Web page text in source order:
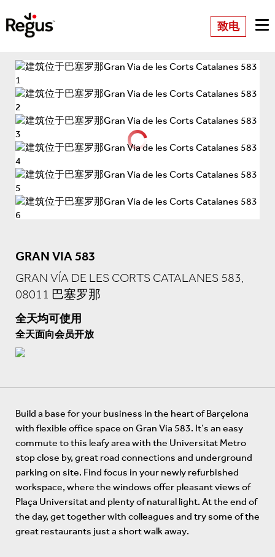
致电
GRAN VIA 583
GRAN VÍA DE LES CORTS CATALANES 583,
08011 巴塞罗那
全天均可使用
全天面向会员开放
Build a base for your business in the heart of Barçelona
with flexible office space on Gran Via 583. It’s an easy
commute to this leafy area with the Universitat Metro
stop close by, great road connections and underground
parking on site. Find focus in your newly refurbished
workspace, where the windows offer pleasant views of
Plaça Universitat and plenty of natural light. At the end of
the day, get together with colleagues and try some of the
great restaurants just a short walk away.